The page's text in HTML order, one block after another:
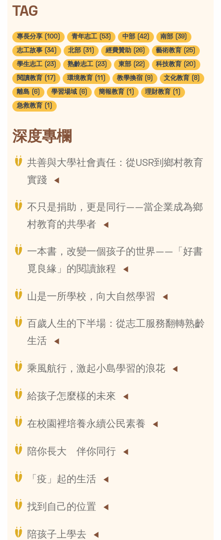
TAG
專長分享 (100) 青年志工 (53) 中部 (42) 南部 (39)
志工故事 (34) 北部 (31) 經費贊助 (26) 藝術教育 (25)
學生志工 (23) 熟齡志工 (23) 東部 (22) 科技教育 (20)
閱讀教育 (17) 環境教育 (11) 教學換宿 (9) 文化教育 (8)
離島 (6) 學習場域 (6) 簡報教育 (1) 理財教育 (1)
急救教育 (1)
深度專欄
共善與大學社會責任：從USR到鄉村教育
實踐
不只是捐助，更是同行——當企業成為鄉
村教育的共學者
一本書，改變一個孩子的世界——「好書
覓良緣」的閱讀旅程
山是一所學校，向大自然學習
百歲人生的下半場：從志工服務翻轉熟齡
生活
乘風航行，激起小島學習的浪花
給孩子怎麼樣的未來
在校園裡培養永續公民素養
陪你長大 伴你同行
「疫」起的生活
找到自己的位置
陪孩子上學去